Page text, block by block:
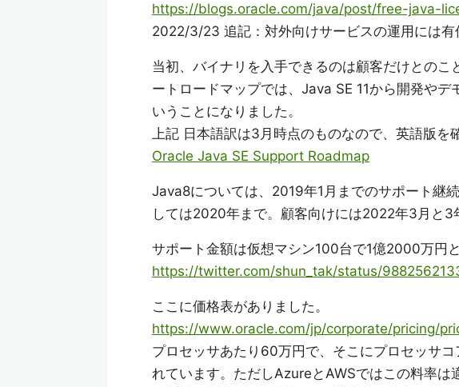
https://blogs.oracle.com/java/post/free-java-
2022/3/23 追記：対外向けサービスの運用には有
当初、バイナリを入手できるのは顧客だけとの
ートロードマップでは、Java SE 11から開発や
いうことになりました。
上記 日本語訳は3月時点のものなので、英語版を
Oracle Java SE Support Roadmap
Java8については、2019年1月までのサポート継
しては2020年まで。顧客向けには2022年3月と3
サポート金額は仮想マシン100台で1億2000万円
https://twitter.com/shun_tak/status/
ここに価格表がありました。
https://www.oracle.com/jp/corporate/pricing/
プロセッサあたり60万円で、そこにプロセッサ
れています。ただしAzureとAWSではこの料率は